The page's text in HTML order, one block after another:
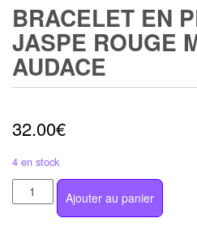
BRACELET EN
JASPE ROUGE
AUDACE
32.00€
4 en stock
quantité
de
Ajouter au panier